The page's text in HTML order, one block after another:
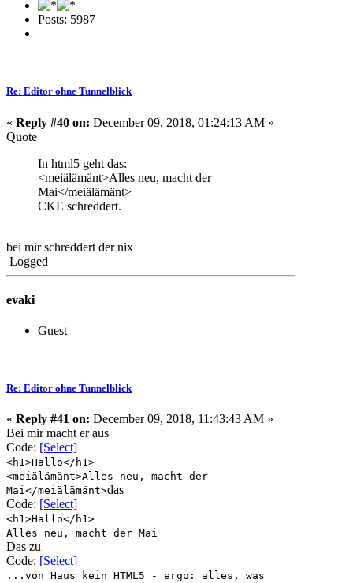
Posts: 5987
Re: Editor ohne Tunnelblick
« Reply #40 on: December 09, 2018, 01:24:13 AM »
Quote
In html5 geht das:
<meiälämänt>Alles neu, macht der
Mai</meiälämänt>
CKE schreddert.
bei mir schreddert der nix
Logged
evaki
Guest
Re: Editor ohne Tunnelblick
« Reply #41 on: December 09, 2018, 11:43:43 AM »
Bei mir macht er aus
Code: [Select]
<h1>Hallo</h1>
<meiälämänt>Alles neu, macht der
Mai</meiälämänt>das
Code: [Select]
<h1>Hallo</h1>
Alles neu, macht der Mai
Das zu
Code: [Select]
...von Haus kein HTML5 - ergo: alles, was